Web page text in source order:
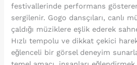
festivallerinde performans
sergilenir. Gogo dansçıları, canlı
çaldığı müziklere eşlik ederek
Hızlı tempolu ve dikkat çekici
eğlenceli bir görsel deneyim